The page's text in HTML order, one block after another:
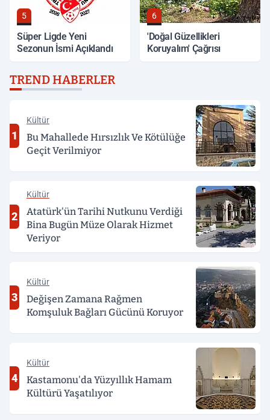
5
Süper Ligde Yeni
Sezonun İsmi Açıklandı
6
'Doğal Güzellikleri
Koruyalım' Çağrısı
TREND HABERLER
1
Kültür
Bu Mahallede Hırsızlık Ve Kötülüğe
Geçit Verilmiyor
2
Kültür
Atatürk'ün Tarihi Nutkunu Verdiği
Bina Bugün Müze Olarak Hizmet
Veriyor
3
Kültür
Değişen Zamana Rağmen
Komşuluk Bağları Gücünü Koruyor
4
Kültür
Kastamonu'da Yüzyıllık Hamam
Kültürü Yaşatılıyor